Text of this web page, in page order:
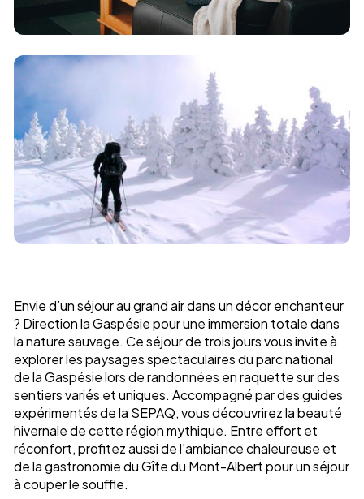
Envie d’un séjour au grand air dans un décor enchanteur
? Direction la Gaspésie pour une immersion totale dans
la nature sauvage. Ce séjour de trois jours vous invite à
explorer les paysages spectaculaires du parc national
de la Gaspésie lors de randonnées en raquette sur des
sentiers variés et uniques. Accompagné par des guides
expérimentés de la SEPAQ, vous découvrirez la beauté
hivernale de cette région mythique. Entre effort et
réconfort, profitez aussi de l’ambiance chaleureuse et
de la gastronomie du Gîte du Mont-Albert pour un séjour
à couper le souffle.